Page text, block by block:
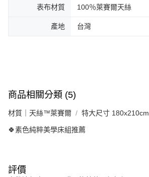
表布材質 100％萊賽爾天絲
產地 台灣
商品相關分類 (5)
材質｜天絲™萊賽爾 特大尺寸 180x210cm
🍀素色純粹美學床組推薦
評價